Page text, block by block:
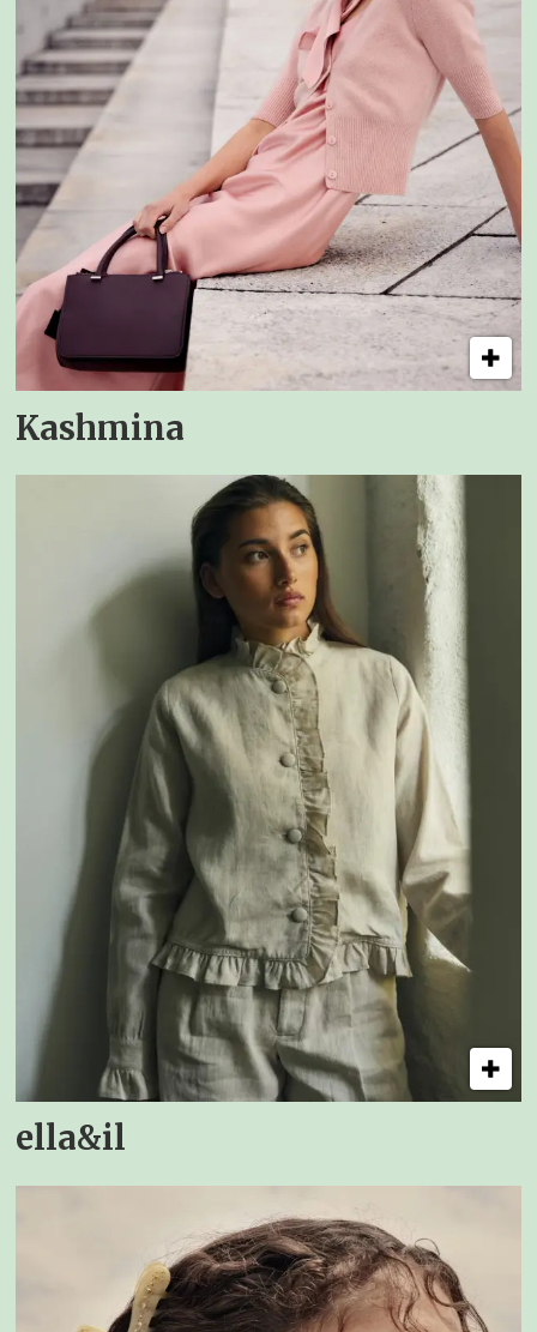
Kashmina
ella&il